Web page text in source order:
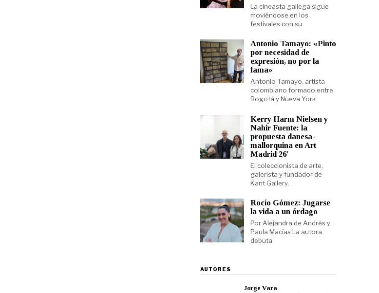
La cineasta gallega sigue
moviéndose en los
festivales con su
Antonio Tamayo: «Pinto
por necesidad de
expresión, no por la
fama»
Antonio Tamayo, artista
colombiano formado entre
Bogotá y Nueva York
Kerry Harm Nielsen y
Nahir Fuente: la
propuesta danesa-
mallorquina en Art
Madrid 26′
El coleccionista de arte,
galerista y fundador de
Kant Gallery,
Rocío Gómez: Jugarse
la vida a un órdago
Por Alejandra de Andrés y
Paula Macías La autora
debuta
AUTORES
Jorge Vara